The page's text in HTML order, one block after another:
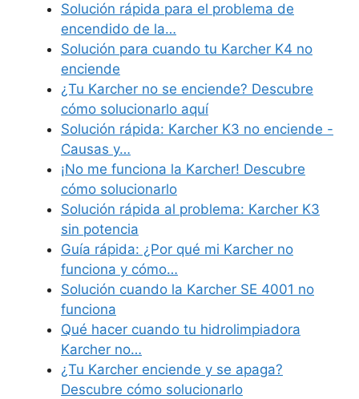
Solución rápida para el problema de
encendido de la…
Solución para cuando tu Karcher K4 no
enciende
¿Tu Karcher no se enciende? Descubre
cómo solucionarlo aquí
Solución rápida: Karcher K3 no enciende -
Causas y…
¡No me funciona la Karcher! Descubre
cómo solucionarlo
Solución rápida al problema: Karcher K3
sin potencia
Guía rápida: ¿Por qué mi Karcher no
funciona y cómo…
Solución cuando la Karcher SE 4001 no
funciona
Qué hacer cuando tu hidrolimpiadora
Karcher no…
¿Tu Karcher enciende y se apaga?
Descubre cómo solucionarlo